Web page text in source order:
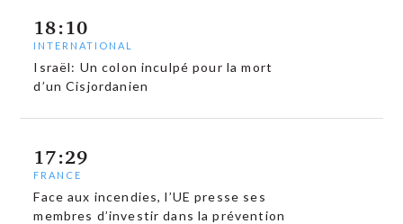
18:10
INTERNATIONAL
Israël: Un colon inculpé pour la mort
d’un Cisjordanien
17:29
FRANCE
Face aux incendies, l’UE presse ses
membres d’investir dans la prévention